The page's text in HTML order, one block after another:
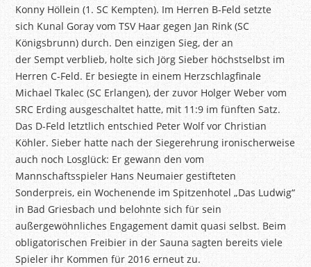
Konny Höllein (1. SC Kempten). Im Herren B-Feld setzte
sich Kunal Goray vom TSV Haar gegen Jan Rink (SC
Königsbrunn) durch. Den einzigen Sieg, der an
derSempt verblieb, holte sich Jörg Sieber höchstselbst im
Herren C-Feld. Er besiegte in einem Herzschlagfinale
MichaelTkalec (SC Erlangen), der zuvor Holger Weber vom
SRC Erding ausgeschaltet hatte, mit 11:9 im fünften Satz.
Das D-Feld letztlich entschied Peter Wolf vor Christian
Köhler. Sieber hatte nach der Siegerehrung ironischerweise
auch noch Losglück: Er gewann den vom
Mannschaftsspieler Hans Neumaier gestifteten
Sonderpreis, ein Wochenende im Spitzenhotel „Das Ludwig“
in Bad Griesbach und belohnte sich für sein
außergewöhnliches Engagement damit quasi selbst. Beim
obligatorischen Freibier in der Sauna sagten bereits viele
Spieler ihr Kommen für 2016 erneut zu.